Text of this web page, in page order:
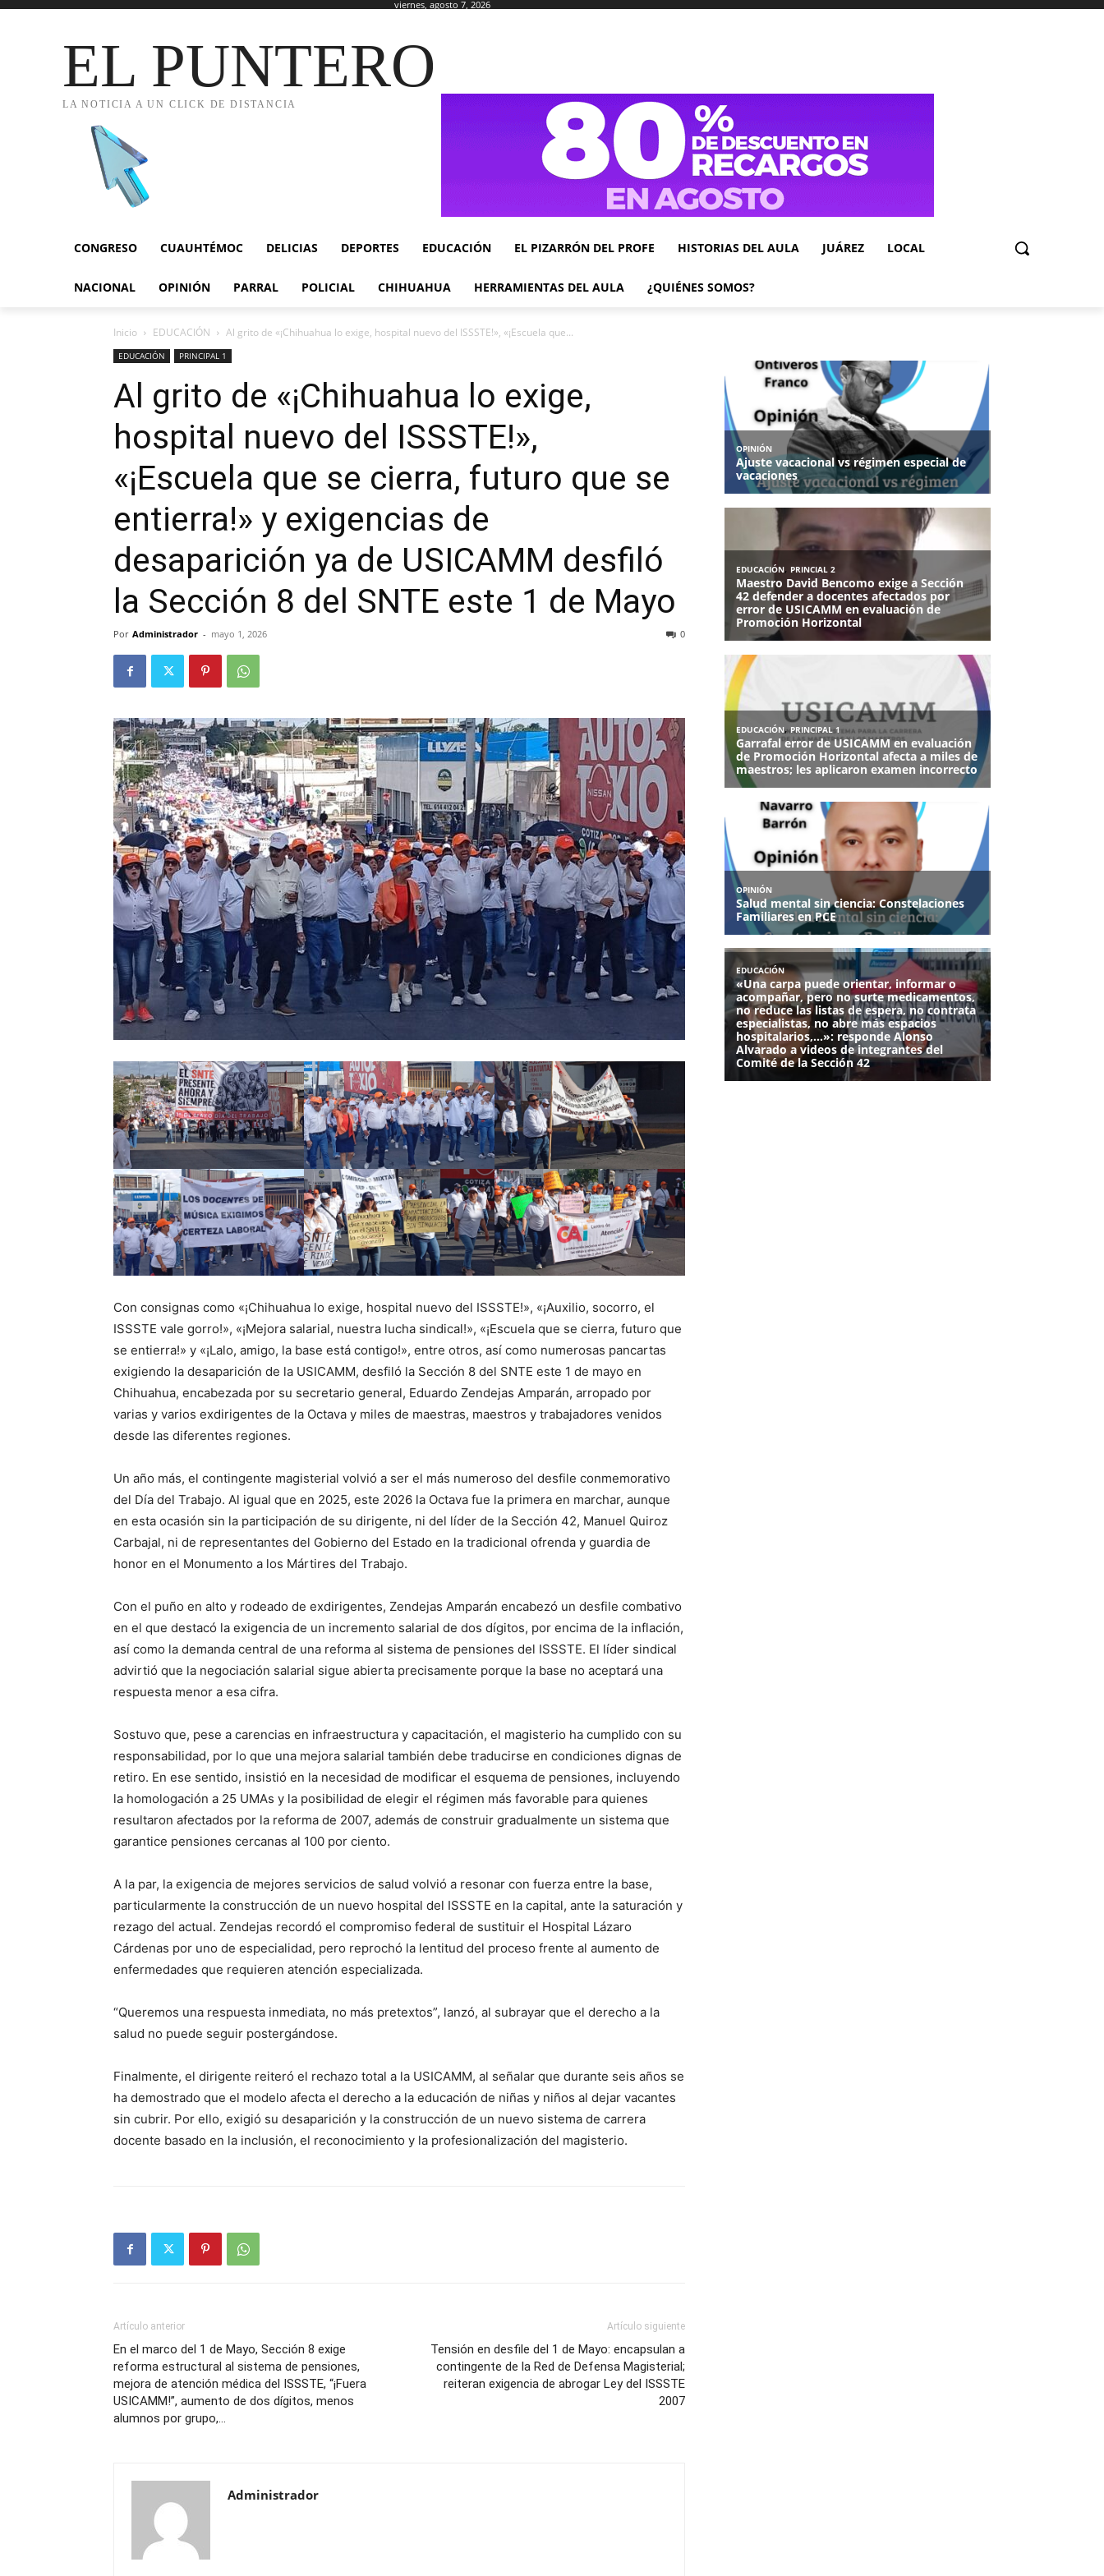
viernes, agosto 7, 2026
EL PUNTERO
LA NOTICIA A UN CLICK DE DISTANCIA
CONGRESO CUAUHTÉMOC DELICIAS DEPORTES EDUCACIÓN EL PIZARRÓN DEL PROFE HISTORIAS DEL AULA JUÁREZ LOCAL
NACIONAL OPINIÓN PARRAL POLICIAL CHIHUAHUA HERRAMIENTAS DEL AULA ¿QUIÉNES SOMOS?
Inicio EDUCACIÓN Al grito de «¡Chihuahua lo exige, hospital nuevo del ISSSTE!», «¡Escuela que...
EDUCACIÓN PRINCIPAL 1
Al grito de «¡Chihuahua lo exige,
hospital nuevo del ISSSTE!»,
«¡Escuela que se cierra, futuro que se
entierra!» y exigencias de
desaparición ya de USICAMM desfiló
la Sección 8 del SNTE este 1 de Mayo
Por Administrador - mayo 1, 2026 0
Con consignas como «¡Chihuahua lo exige, hospital nuevo del ISSSTE!», «¡Auxilio, socorro, el
ISSSTE vale gorro!», «¡Mejora salarial, nuestra lucha sindical!», «¡Escuela que se cierra, futuro que
se entierra!» y «¡Lalo, amigo, la base está contigo!», entre otros, así como numerosas pancartas
exigiendo la desaparición de la USICAMM, desfiló la Sección 8 del SNTE este 1 de mayo en
Chihuahua, encabezada por su secretario general, Eduardo Zendejas Amparán, arropado por
varias y varios exdirigentes de la Octava y miles de maestras, maestros y trabajadores venidos
desde las diferentes regiones.
Un año más, el contingente magisterial volvió a ser el más numeroso del desfile conmemorativo
del Día del Trabajo. Al igual que en 2025, este 2026 la Octava fue la primera en marchar, aunque
en esta ocasión sin la participación de su dirigente, ni del líder de la Sección 42, Manuel Quiroz
Carbajal, ni de representantes del Gobierno del Estado en la tradicional ofrenda y guardia de
honor en el Monumento a los Mártires del Trabajo.
Con el puño en alto y rodeado de exdirigentes, Zendejas Amparán encabezó un desfile combativo
en el que destacó la exigencia de un incremento salarial de dos dígitos, por encima de la inflación,
así como la demanda central de una reforma al sistema de pensiones del ISSSTE. El líder sindical
advirtió que la negociación salarial sigue abierta precisamente porque la base no aceptará una
respuesta menor a esa cifra.
Sostuvo que, pese a carencias en infraestructura y capacitación, el magisterio ha cumplido con su
responsabilidad, por lo que una mejora salarial también debe traducirse en condiciones dignas de
retiro. En ese sentido, insistió en la necesidad de modificar el esquema de pensiones, incluyendo
la homologación a 25 UMAs y la posibilidad de elegir el régimen más favorable para quienes
resultaron afectados por la reforma de 2007, además de construir gradualmente un sistema que
garantice pensiones cercanas al 100 por ciento.
A la par, la exigencia de mejores servicios de salud volvió a resonar con fuerza entre la base,
particularmente la construcción de un nuevo hospital del ISSSTE en la capital, ante la saturación y
rezago del actual. Zendejas recordó el compromiso federal de sustituir el Hospital Lázaro
Cárdenas por uno de especialidad, pero reprochó la lentitud del proceso frente al aumento de
enfermedades que requieren atención especializada.
“Queremos una respuesta inmediata, no más pretextos”, lanzó, al subrayar que el derecho a la
salud no puede seguir postergándose.
Finalmente, el dirigente reiteró el rechazo total a la USICAMM, al señalar que durante seis años se
ha demostrado que el modelo afecta el derecho a la educación de niñas y niños al dejar vacantes
sin cubrir. Por ello, exigió su desaparición y la construcción de un nuevo sistema de carrera
docente basado en la inclusión, el reconocimiento y la profesionalización del magisterio.
Artículo anterior
En el marco del 1 de Mayo, Sección 8 exige
reforma estructural al sistema de pensiones,
mejora de atención médica del ISSSTE, “¡Fuera
USICAMM!”, aumento de dos dígitos, menos
alumnos por grupo,…
Artículo siguiente
Tensión en desfile del 1 de Mayo: encapsulan a
contingente de la Red de Defensa Magisterial;
reiteran exigencia de abrogar Ley del ISSSTE
2007
Administrador